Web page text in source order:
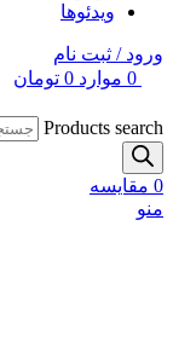
ویدئوها
ورود / ثبت نام
0 موارد 0 تومان
Products search
0 مقایسه
منو